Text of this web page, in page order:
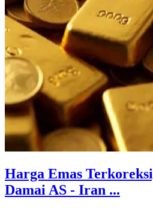
Harga Emas
Damai AS - Iran ...